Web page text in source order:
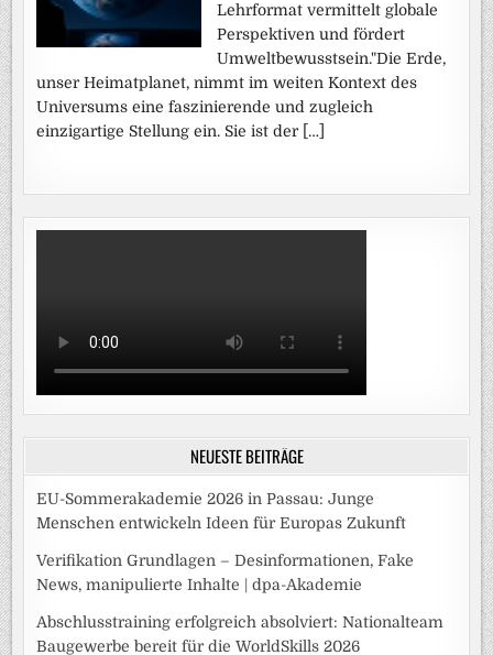
Lehrformat vermittelt globale
Perspektiven und fördert
Umweltbewusstsein."Die Erde,
unser Heimatplanet, nimmt im weiten Kontext des
Universums eine faszinierende und zugleich
einzigartige Stellung ein. Sie ist der […]
NEUESTE BEITRÄGE
EU-Sommerakademie 2026 in Passau: Junge
Menschen entwickeln Ideen für Europas Zukunft
Verifikation Grundlagen – Desinformationen, Fake
News, manipulierte Inhalte | dpa-Akademie
Abschlusstraining erfolgreich absolviert: Nationalteam
Baugewerbe bereit für die WorldSkills 2026